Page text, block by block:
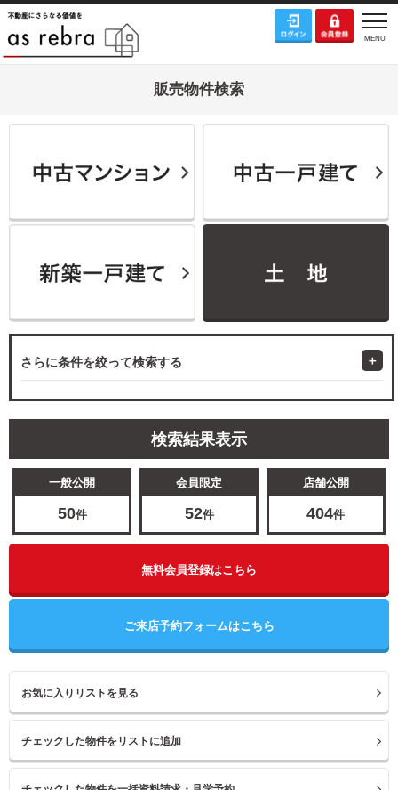
販売物件検索
さらに条件を絞って検索する
検索結果表示
一般公開
50件
会員限定
52件
店舗公開
404件
無料会員登録はこちら
ご来店予約フォームはこちら
お気に入りリストを見る